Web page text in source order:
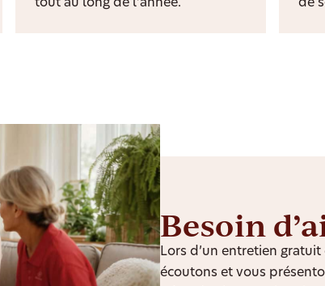
tout au long de l’année.
de
Besoin
Lors d’un entretien
écoutons et vous